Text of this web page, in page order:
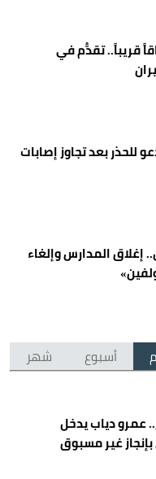
قريباً.. تقدُّم في
للحذر بعد تجاوز إصابات
إغلاق المدارس وإلغاء
أسبوع شهر
عمرو دياب يدخل
غير مسبوق